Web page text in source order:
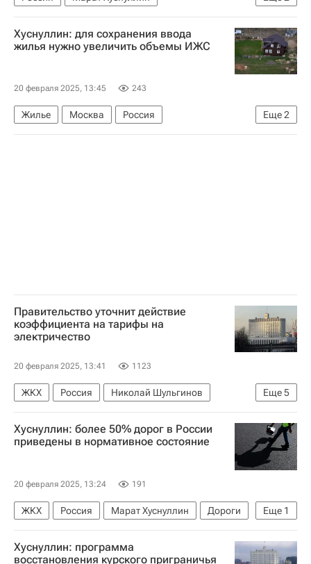
Градостроительство
Строительство
Хуснуллин: для сохранения ввода
жилья нужно увеличить объемы ИЖС
20 февраля 2025, 13:45 243
Еще2
Жилье Москва
Россия
Марат Хуснуллин
Загородная недвижимость
Правительство уточнит действие
коэффициента на тарифы на
электричество
20 февраля 2025, 13:41 1123
Еще5
ЖКХ Россия
Николай Шульгинов
Михаил Мишустин
Евгений Грабчак
Федеральная антимонопольная служба (ФАС России)
Хуснуллин: более 50% дорог в России
приведены в нормативное состояние
20 февраля 2025, 13:24 191
Еще 1
ЖКХ Россия Марат Хуснуллин
Дороги
Инфраструктура
Хуснуллин: программа
восстановления курского приграничья